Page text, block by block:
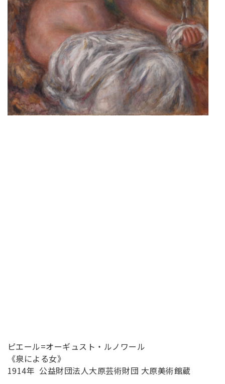
ピエール=オーギュスト・ルノワール
《泉による女》
1914年 公益財団法人大原芸術財団 大原美術館蔵